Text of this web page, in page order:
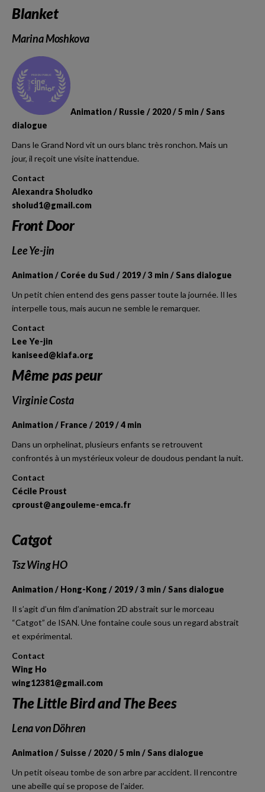
Blanket
Marina Moshkova
Animation / Russie / 2020 / 5 min / Sans
dialogue
Dans le Grand Nord vit un ours blanc très ronchon. Mais un
jour, il reçoit une visite inattendue.
Contact
Alexandra Sholudko
sholud1@gmail.com
Front Door
Lee Ye-jin
Animation / Corée du Sud / 2019 / 3 min / Sans dialogue
Un petit chien entend des gens passer toute la journée. Il les
interpelle tous, mais aucun ne semble le remarquer.
Contact
Lee Ye-jin
kaniseed@kiafa.org
Même pas peur
Virginie Costa
Animation / France / 2019 / 4 min
Dans un orphelinat, plusieurs enfants se retrouvent
confrontés à un mystérieux voleur de doudous pendant la nuit.
Contact
Cécile Proust
cproust@angouleme-emca.fr
Catgot
Tsz Wing HO
Animation / Hong-Kong / 2019 / 3 min / Sans dialogue
Il s’agit d’un film d’animation 2D abstrait sur le morceau
“Catgot” de ISAN. Une fontaine coule sous un regard abstrait
et expérimental.
Contact
Wing Ho
wing12381@gmail.com
The Little Bird and The Bees
Lena von Döhren
Animation / Suisse / 2020 / 5 min / Sans dialogue
Un petit oiseau tombe de son arbre par accident. Il rencontre
une abeille qui se propose de l’aider.